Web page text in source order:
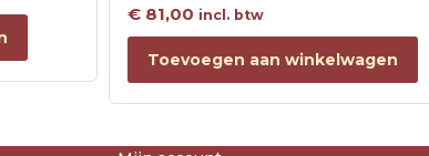
€ 81,00 incl. btw
Toevoegen aan winkelwagen